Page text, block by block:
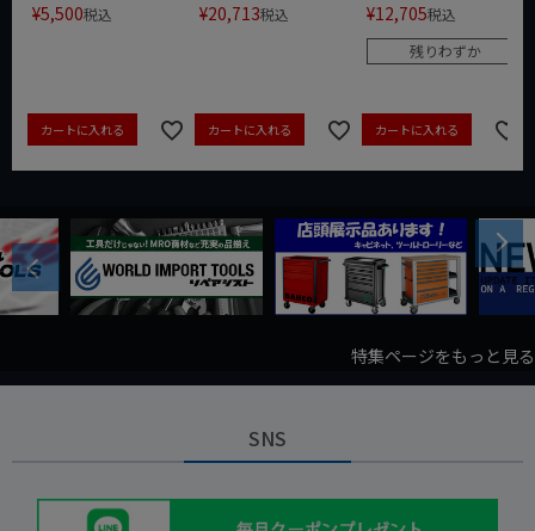
¥5,500税込
カートに入れる
¥20,713税込
カートに入れる
¥12,705税込
残りわずか
カートに入れる
Previous
Next
特集ページをもっと見る
SNS